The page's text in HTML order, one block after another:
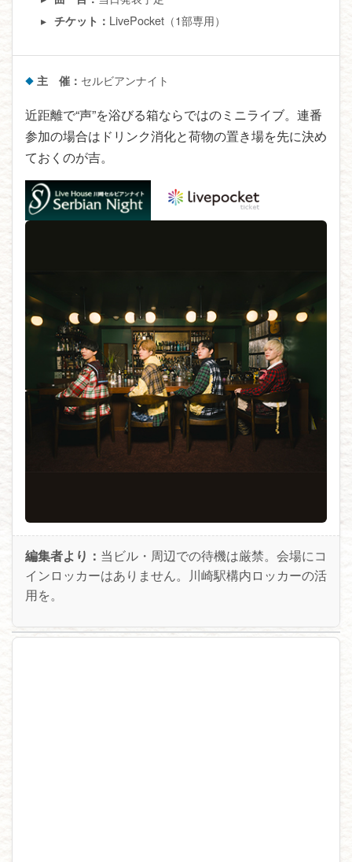
チケット： LivePocket（1部専用）
主 催： セルビアンナイト
近距離で“声”を浴びる箱ならではのミニライブ。連番
参加の場合はドリンク消化と荷物の置き場を先に決め
ておくのが吉。
編集者より： 当ビル・周辺での待機は厳禁。会場にコ
インロッカーはありません。川崎駅構内ロッカーの活
用を。